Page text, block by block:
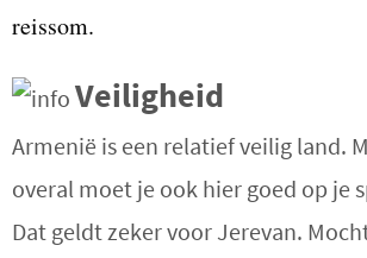
reissom.
Veiligheid
Armenië is een relatief veilig land.
overal moet je ook hier goed op je
Dat geldt zeker voor Jerevan.